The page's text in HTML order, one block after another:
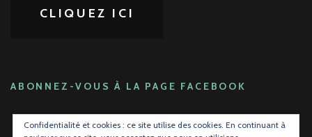
CLIQUEZ ICI
ABONNEZ-VOUS À LA PAGE FACEBOOK
Confidentialité et cookies : ce site utilise des cookies. En continuant à